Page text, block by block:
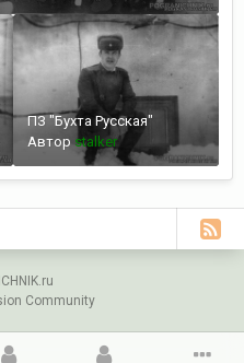
ПЗ "Бухта Русская"
Автор stalker
Community